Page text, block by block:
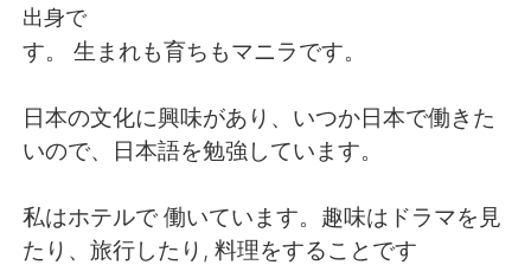
繁體中文 Español
العربية Deutsch
Русский ไทย
出身で
す。 生まれも育ちもマニラです。
日本の文化に興味があり、いつか日本で働きた
いので、日本語を勉強しています。
私はホテルで 働いています。趣味はドラマを見
たり、旅行したり, 料理をすることです